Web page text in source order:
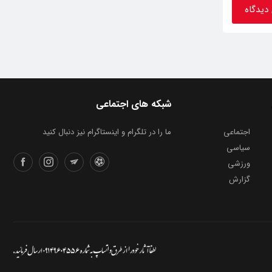
شبکه های اجتماعی
ما را در تلگرام و اینستاگرام نیز دنبال کنید
اجتماعی
سیاسی
ورزشی
گزارش